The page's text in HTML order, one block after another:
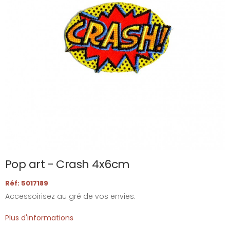
Pop art - Crash 4x6cm
Réf: 5017189
Accessoirisez au gré de vos envies.
Plus d'informations